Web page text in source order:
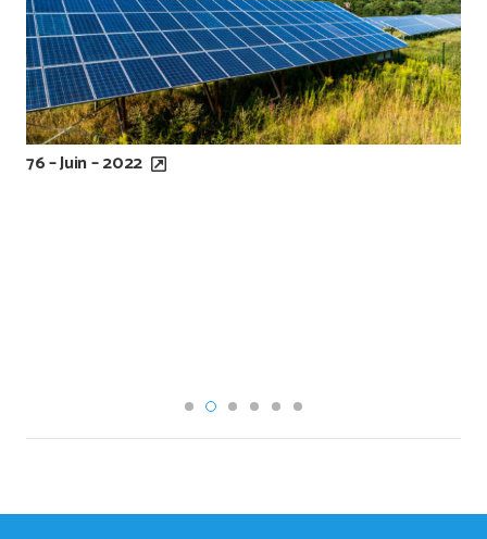
76 – Juin – 2022